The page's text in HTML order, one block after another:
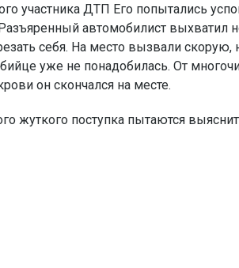
участника ДТП Его попытались
автомобилист выхватил
себя. На место вызвали
уже не понадобилась. От
он скончался на месте.
жуткого поступка пытаются